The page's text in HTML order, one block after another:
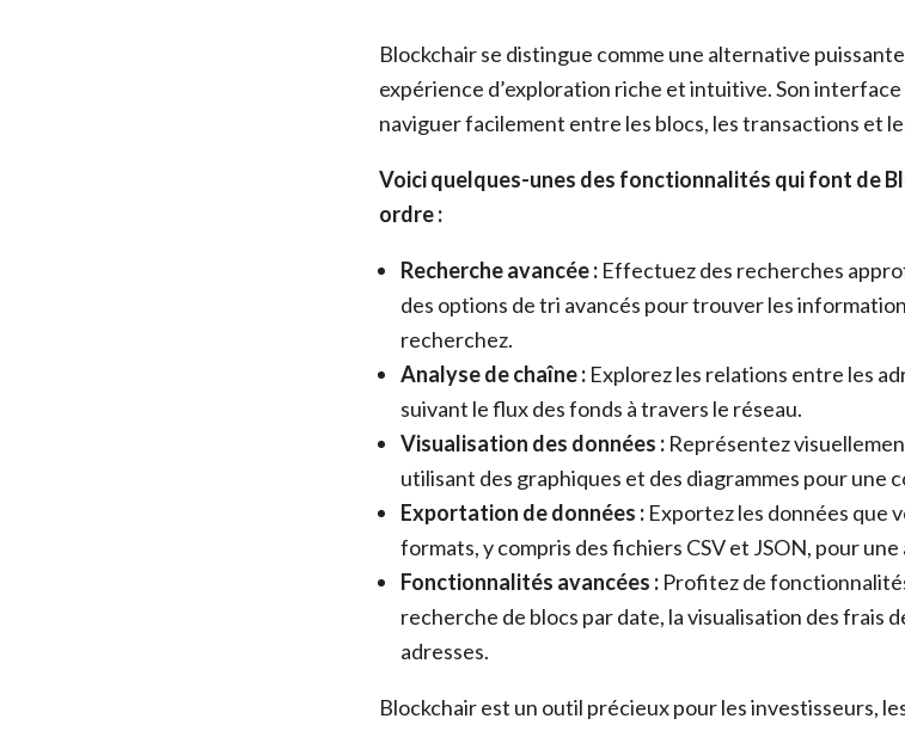
Blockchair se distingue comme une alternative
expérience d’exploration riche et intuitive. Son
naviguer facilement entre les blocs, les transactions et
Voici quelques-unes des fonctionnalités qui font de
ordre :
Recherche avancée : Effectuez des recherches
des options de tri avancés pour trouver les
recherchez.
Analyse de chaîne : Explorez les relations entre les
suivant le flux des fonds à travers le réseau.
Visualisation des données : Représentez
utilisant des graphiques et des diagrammes pour une
Exportation de données : Exportez les données que
formats, y compris des fichiers CSV et JSON, pour
Fonctionnalités avancées : Profitez de
recherche de blocs par date, la visualisation des frais
adresses.
Blockchair est un outil précieux pour les investisseurs,